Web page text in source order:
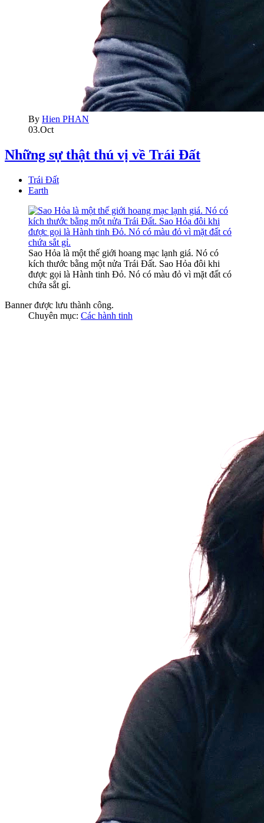
By Hien PHAN
03.Oct
Những sự thật thú vị về Trái Đất
Trái Đất
Earth
Sao Hỏa là một thế giới hoang mạc lạnh giá. Nó có
kích thước bằng một nửa Trái Đất. Sao Hỏa đôi khi
được gọi là Hành tinh Đỏ. Nó có màu đỏ vì mặt đất có
chứa sắt gỉ.
Banner được lưu thành công.
Chuyên mục: Các hành tinh